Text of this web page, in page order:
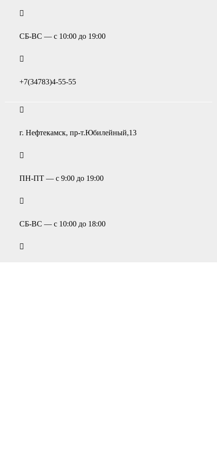
СБ-ВС — с 10:00 до 19:00
+7(34783)4-55-55
г. Нефтекамск, пр-т.Юбилейный,13
ПН-ПТ — с 9:00 до 19:00
СБ-ВС — с 10:00 до 18:00